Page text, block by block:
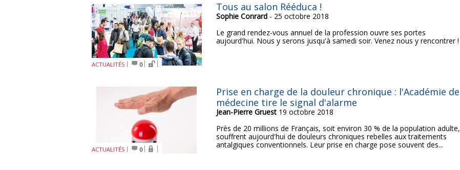
ACTUALITÉS 0
Tous au salon Rééduca !
Sophie Conrard - 25 octobre 2018
Le grand rendez-vous annuel de la profession ouvre ses portes
aujourd'hui. Nous y serons jusqu'à samedi soir. Venez nous y rencontrer !
ACTUALITÉS 0
Prise en charge de la douleur chronique : l'Académie de
médecine tire le signal d'alarme
Jean-Pierre Gruest 19 octobre 2018
Près de 20 millions de Français, soit environ 30 % de la population adulte,
souffrent aujourd'hui de douleurs chroniques rebelles aux traitements
antalgiques conventionnels. Leur prise en charge pose souvent des...